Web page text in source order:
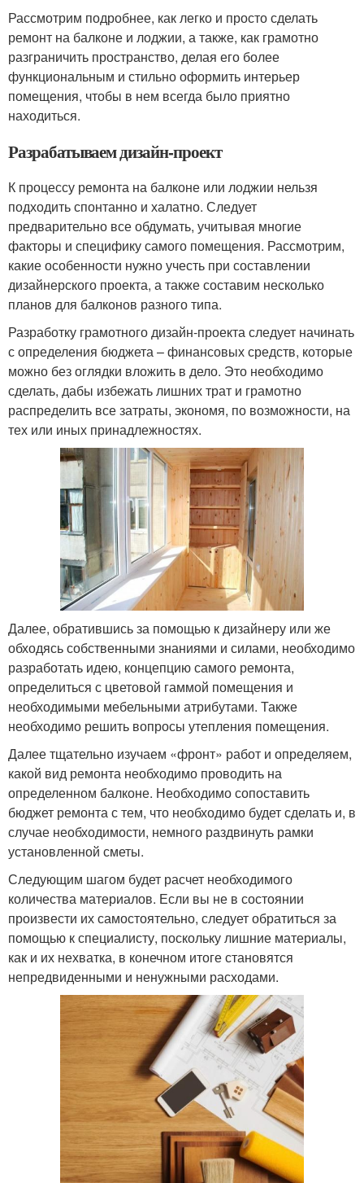
Рассмотрим подробнее, как легко и просто сделать
ремонт на балконе и лоджии, а также, как грамотно
разграничить пространство, делая его более
функциональным и стильно оформить интерьер
помещения, чтобы в нем всегда было приятно
находиться.
Разрабатываем дизайн-проект
К процессу ремонта на балконе или лоджии нельзя
подходить спонтанно и халатно. Следует
предварительно все обдумать, учитывая многие
факторы и специфику самого помещения. Рассмотрим,
какие особенности нужно учесть при составлении
дизайнерского проекта, а также составим несколько
планов для балконов разного типа.
Разработку грамотного дизайн-проекта следует начинать
с определения бюджета – финансовых средств, которые
можно без оглядки вложить в дело. Это необходимо
сделать, дабы избежать лишних трат и грамотно
распределить все затраты, экономя, по возможности, на
тех или иных принадлежностях.
Далее, обратившись за помощью к дизайнеру или же
обходясь собственными знаниями и силами, необходимо
разработать идею, концепцию самого ремонта,
определиться с цветовой гаммой помещения и
необходимыми мебельными атрибутами. Также
необходимо решить вопросы утепления помещения.
Далее тщательно изучаем «фронт» работ и определяем,
какой вид ремонта необходимо проводить на
определенном балконе. Необходимо сопоставить
бюджет ремонта с тем, что необходимо будет сделать и, в
случае необходимости, немного раздвинуть рамки
установленной сметы.
Следующим шагом будет расчет необходимого
количества материалов. Если вы не в состоянии
произвести их самостоятельно, следует обратиться за
помощью к специалисту, поскольку лишние материалы,
как и их нехватка, в конечном итоге становятся
непредвиденными и ненужными расходами.